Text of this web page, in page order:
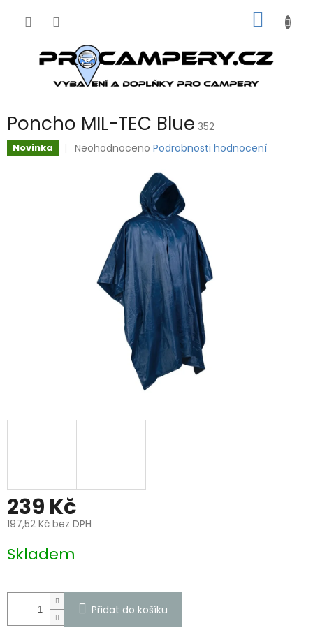
KOŠÍK
Poncho MIL-TEC Blue 352
Novinka
Průměrné
hvězdiček.
Neohodnoceno Podrobnosti hodnocení
239 Kč
197,52 Kč bez DPH
cena:
Skladem
Přidat do košíku